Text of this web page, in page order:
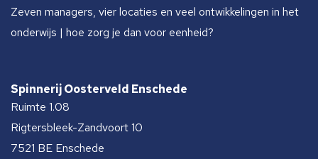
Zeven managers, vier locaties en veel ontwikkelingen in het
onderwijs | hoe zorg je dan voor eenheid?
Spinnerij Oosterveld Enschede
Ruimte 1.08
Rigtersbleek-Zandvoort 10
7521 BE Enschede